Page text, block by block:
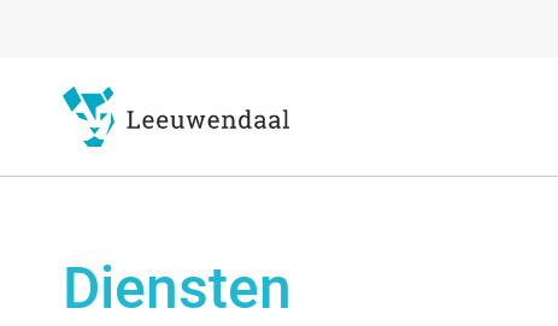
Diensten